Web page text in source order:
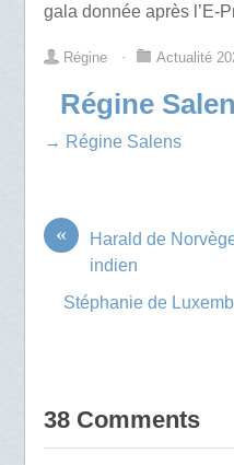
gala donnée après l’E-
Régine ⋅ Actualité
Régine
→ Régine Salens
«
Harald de
indien
Stéphanie de
38 Comments